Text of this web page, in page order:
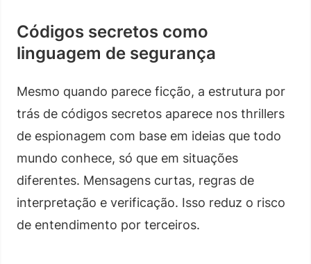
Códigos secretos como
linguagem de segurança
Mesmo quando parece ficção, a estrutura por
trás de códigos secretos aparece nos thrillers
de espionagem com base em ideias que todo
mundo conhece, só que em situações
diferentes. Mensagens curtas, regras de
interpretação e verificação. Isso reduz o risco
de entendimento por terceiros.